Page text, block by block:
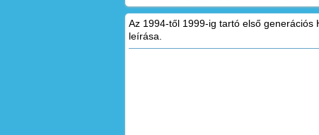
Az 1994-től 1999-ig tartó első generációs
leírása.